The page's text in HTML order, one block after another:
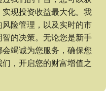
现投资收益最大化。我
险管理，以及实时的市
的决策。无论您是新手
竭诚为您服务，确保您
，开启您的财富增值之